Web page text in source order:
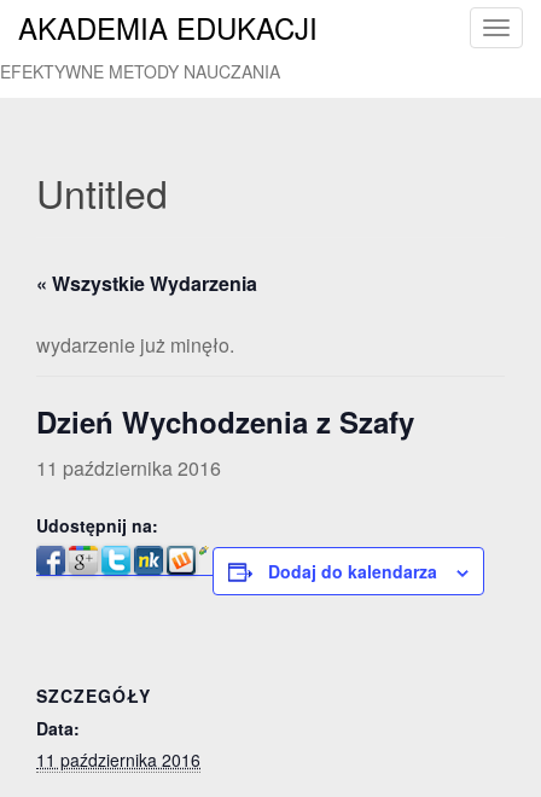
T
AKADEMIA EDUKACJI
EFEKTYWNE METODY NAUCZANIA
Untitled
« Wszystkie Wydarzenia
wydarzenie już minęło.
Dzień Wychodzenia z Szafy
11 października 2016
Udostępnij na:
Dodaj do kalendarza
SZCZEGÓŁY
Data:
11 października 2016